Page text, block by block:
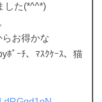
した(*^^*)
お得かな
ﾎﾟｰﾁ、ﾏｽｸｹｰｽ、猫